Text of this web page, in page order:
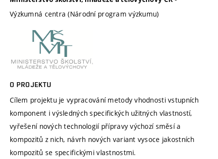
Výzkumná centra (Národní program výzkumu)
O PROJEKTU
Cílem projektu je vypracování metody vhodnosti vstupních
komponent i výsledných specifických užitných vlastností,
vyřešení nových technologií přípravy výchozí směsí a
kompozitů z nich, návrh nových variant vysoce jakostních
kompozitů se specifickými vlastnostmi.